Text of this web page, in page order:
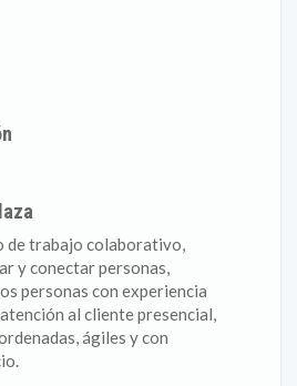
de trabajo colaborativo,
y conectar personas,
personas con experiencia
al cliente presencial,
ágiles y con